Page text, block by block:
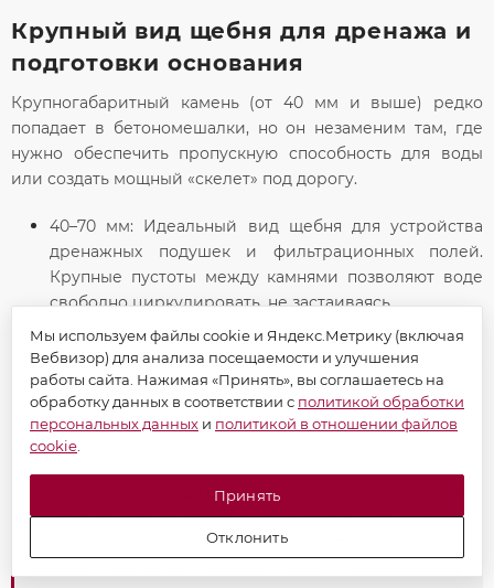
Крупный вид щебня для дренажа и
подготовки основания
Крупногабаритный камень (от 40 мм и выше) редко
попадает в бетономешалки, но он незаменим там, где
нужно обеспечить пропускную способность для воды
или создать мощный «скелет» под дорогу.
40–70 мм: Идеальный вид щебня для устройства
дренажных подушек и фильтрационных полей.
Крупные пустоты между камнями позволяют воде
свободно циркулировать, не застаиваясь.
Бутовый камень (70–150 мм и выше):Используется
для ландшафтного дизайна, укрепления берегов и
строительства габионов.
Выбирая фракцию, помните о правиле
«расклинцовки»: чтобы дорога была устойчивой,
крупные камни снизу должны перекрываться
Мы используем файлы cookie и Яндекс.Метрику (включая
Вебвизор) для анализа посещаемости и улучшения
работы сайта. Нажимая «Принять», вы соглашаетесь на
обработку данных в соответствии с политикой обработки
персональных данных и политикой в отношении файлов
cookie
Принять
Отклонить